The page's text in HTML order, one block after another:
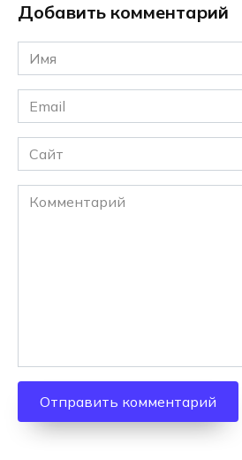
Добавить комментарий
Имя
*
Email
*
Сайт
Комментарий